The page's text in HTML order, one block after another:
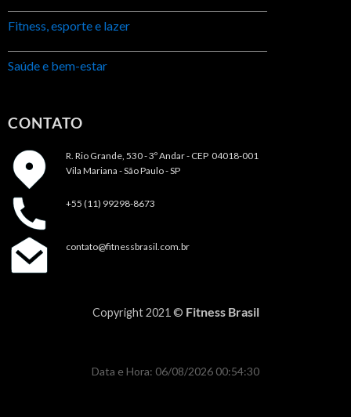
Fitness, esporte e lazer
Saúde e bem-estar
CONTATO
R. Rio Grande, 530 - 3º Andar - CEP 04018-001
Vila Mariana - São Paulo - SP
+55 (11) 99298-8673
contato@fitnessbrasil.com.br
Copyright 2021 © Fitness Brasil
Data e Hora: 06/08/2026 00:54:30